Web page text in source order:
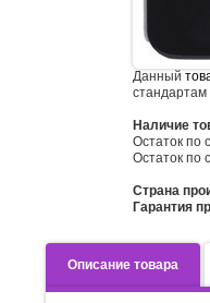
Данный
стандартам
Наличие
Остаток по
Остаток по
Страна
Гарантия
Описание товара